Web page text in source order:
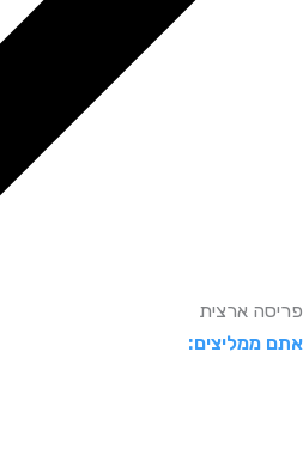
פריסה ארצית
אתם ממליצים: